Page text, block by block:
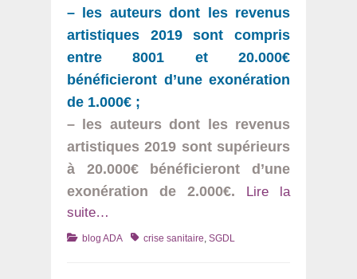
–
les auteurs dont les revenus
artistiques 2019 sont compris
entre 8001 et 20.000€
bénéficieront d’une exonération
de 1.000€ ;
– les auteurs dont les revenus
artistiques 2019 sont supérieurs
à 20.000€ bénéficieront d’une
exonération de 2.000€. Lire la
suite…
Catégories
blog ADA Tagscrise sanitaire, SGDL